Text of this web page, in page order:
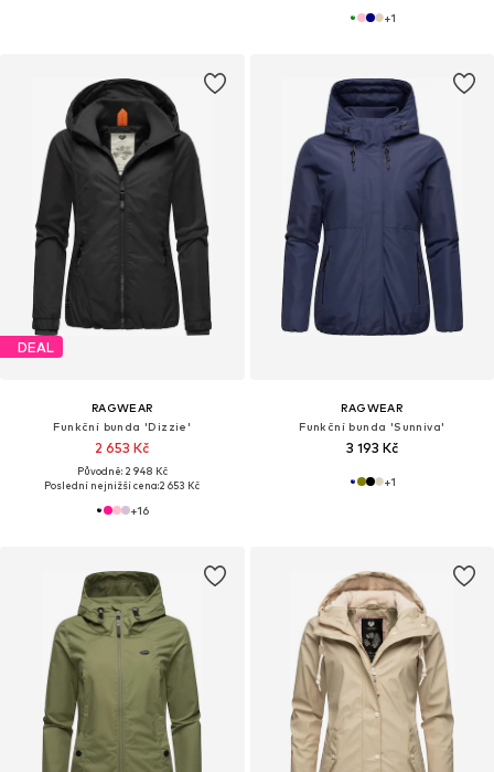
+1
DEAL
RAGWEAR
Funkční bunda 'Dizzie'
2 653 Kč
Původně: 2 948 Kč
Poslední nejnižší cena:2 653 Kč
+16
RAGWEAR
Funkční bunda 'Sunniva'
3 193 Kč
+1